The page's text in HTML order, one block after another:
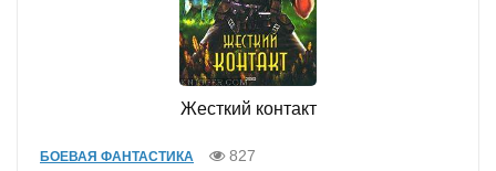
Жесткий контакт
БОЕВАЯ ФАНТАСТИКА
827